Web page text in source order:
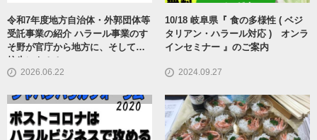
令和7年度地方自治体・外郭団体等
受託事業の紹介 ハラール事業のす
そ野が官庁から地方に、そして高
校生にも！！
2026.06.22
10/18 岐阜県『 食の多様性 ( ベジ
タリアン・ハラール対応 ) オンラ
インセミナー 』のご案内
2024.09.27